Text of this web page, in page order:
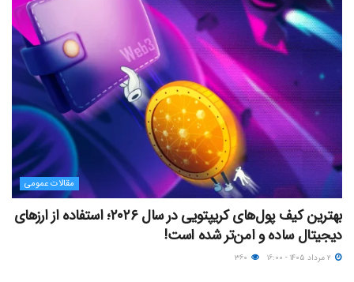
مقالات عمومی
بهترین کیف پول‌های کریپتویی در سال ۲۰۲۶؛ استفاده از ارزهای
دیجیتال ساده و امن‌تر شده است!